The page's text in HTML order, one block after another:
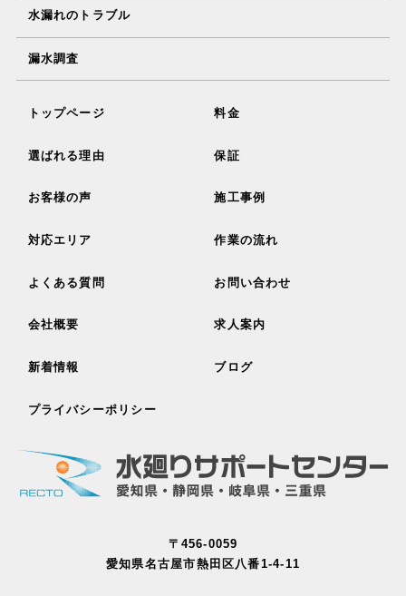
水漏れのトラブル
漏水調査
トップページ 料金
選ばれる理由 保証
お客様の声 施工事例
対応エリア 作業の流れ
よくある質問 お問い合わせ
会社概要 求人案内
新着情報 ブログ
プライバシーポリシー
〒456-0059
愛知県名古屋市熱田区八番1-4-11